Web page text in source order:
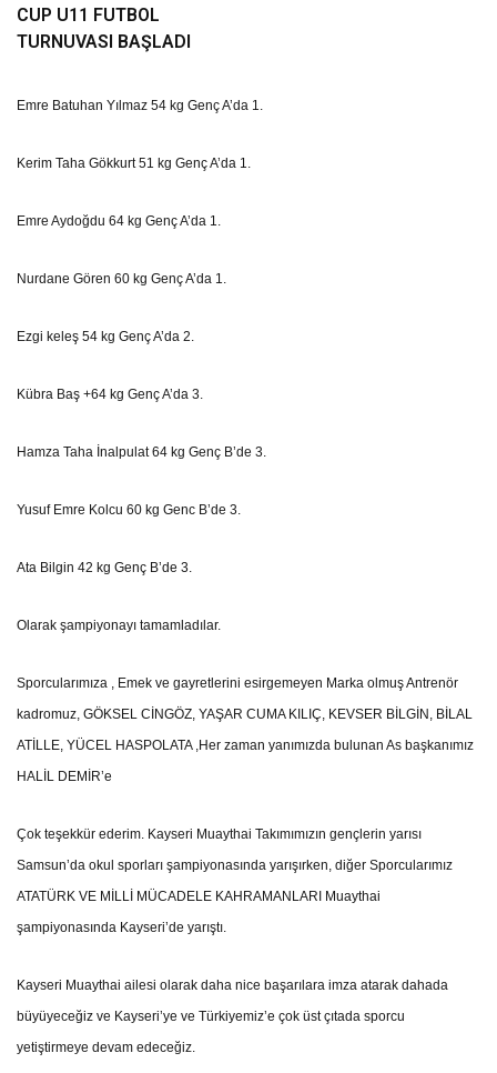
CUP U11 FUTBOL
TURNUVASI BAŞLADI
Emre Batuhan Yılmaz 54 kg Genç A’da 1.
Kerim Taha Gökkurt 51 kg Genç A’da 1.
Emre Aydoğdu 64 kg Genç A’da 1.
Nurdane Gören 60 kg Genç A’da 1.
Ezgi keleş 54 kg Genç A’da 2.
Kübra Baş +64 kg Genç A’da 3.
Hamza Taha İnalpulat 64 kg Genç B’de 3.
Yusuf Emre Kolcu 60 kg Genc B’de 3.
Ata Bilgin 42 kg Genç B’de 3.
Olarak şampiyonayı tamamladılar.
Sporcularımıza , Emek ve gayretlerini esirgemeyen Marka olmuş Antrenör
kadromuz, GÖKSEL CİNGÖZ, YAŞAR CUMA KILIÇ, KEVSER BİLGİN, BİLAL
ATİLLE, YÜCEL HASPOLATA ,Her zaman yanımızda bulunan As başkanımız
HALİL DEMİR’e
Çok teşekkür ederim. Kayseri Muaythai Takımımızın gençlerin yarısı
Samsun’da okul sporları şampiyonasında yarışırken, diğer Sporcularımız
ATATÜRK VE MİLLİ MÜCADELE KAHRAMANLARI Muaythai
şampiyonasında Kayseri’de yarıştı.
Kayseri Muaythai ailesi olarak daha nice başarılara imza atarak dahada
büyüyeceğiz ve Kayseri’ye ve Türkiyemiz’e çok üst çıtada sporcu
yetiştirmeye devam edeceğiz.